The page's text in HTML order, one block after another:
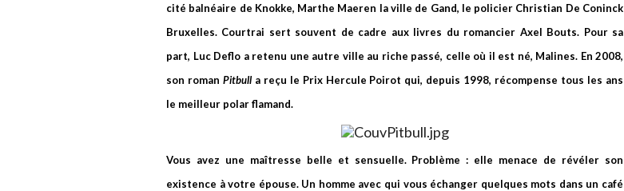
cité balnéaire de Knokke, Marthe Maeren la ville de Gand, le policier Christian De Coninck
Bruxelles. Courtrai sert souvent de cadre aux livres du romancier Axel Bouts. Pour sa
part, Luc Deflo a retenu une autre ville au riche passé, celle où il est né, Malines. En 2008,
son roman Pitbull a reçu le Prix Hercule Poirot qui, depuis 1998, récompense tous les ans
le meilleur polar flamand.
Vous avez une maîtresse belle et sensuelle. Problème : elle menace de révéler son
existence à votre épouse. Un homme avec qui vous échanger quelques mots dans un café